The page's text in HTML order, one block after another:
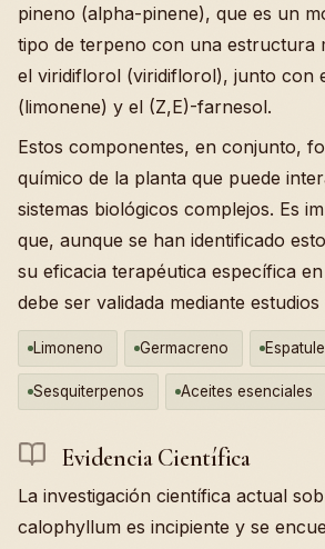
pineno (alpha-pinene), que es un
tipo de terpeno con una estructura
el viridiflorol (viridiflorol), junto con
(limonene) y el (Z,E)-farnesol.
Estos componentes, en conjunto,
químico de la planta que puede
sistemas biológicos complejos. Es
que, aunque se han identificado
su eficacia terapéutica específica
debe ser validada mediante
Limoneno Germacreno
Sesquiterpenos Aceites esenciales
Evidencia Científica
La investigación científica actual
calophyllum es incipiente y se